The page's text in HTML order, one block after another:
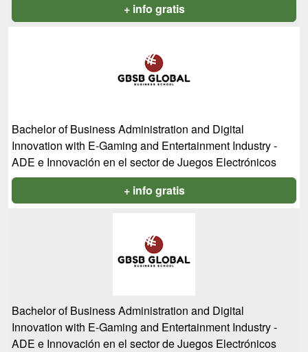
+ info gratis
Bachelor of Business Administration and Digital
Innovation with E-Gaming and Entertainment Industry -
ADE e Innovación en el sector de Juegos Electrónicos
+ info gratis
Bachelor of Business Administration and Digital
Innovation with E-Gaming and Entertainment Industry -
ADE e Innovación en el sector de Juegos Electrónicos